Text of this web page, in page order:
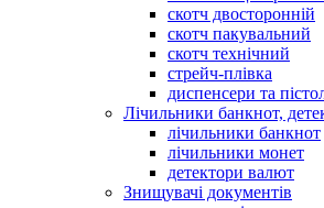
скотч двосторонній
скотч пакувальний
скотч технічний
стрейч-плівка
диспенсери та
Лічильники банкнот,
лічильники банкнот
лічильники монет
детектори валют
Знищувачі документів